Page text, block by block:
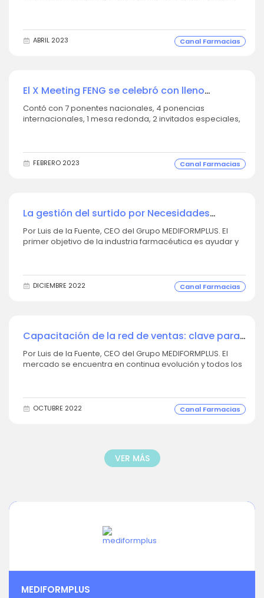
hacia un modelo de farmacia asistencial, un modelo de
“la bata blanca”, en el que la gestión...
ABRIL 2023 Canal Farmacias
El X Meeting FENG se celebró con lleno
absoluto, 22 colaboradores y ponentes de
referencia
Contó con 7 ponentes nacionales, 4 ponencias
internacionales, 1 mesa redonda, 2 invitados especiales,
organizado por el...
FEBRERO 2023 Canal Farmacias
La gestión del surtido por Necesidades
Terapéuticas
Por Luis de la Fuente, CEO del Grupo MEDIFORMPLUS. El
primer objetivo de la industria farmacéutica es ayudar y
través de su consejo experto y un surtido adecuado.
Desde esta perspectiva, la...
DICIEMBRE 2022 Canal Farmacias
Capacitación de la red de ventas: clave para
adaptarse a las nuevas necesidades de la
farmacia
Por Luis de la Fuente, CEO del Grupo MEDIFORMPLUS. El
mercado se encuentra en continua evolución y todos los
nuevas necesidades de su cliente, la industria también se
está poniendo manos a la obra...
OCTUBRE 2022 Canal Farmacias
VER MÁS
MEDIFORMPLUS